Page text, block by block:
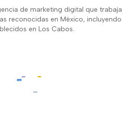
de marketing digital que trabaja
reconocidas en México, incluyendo
en Los Cabos.